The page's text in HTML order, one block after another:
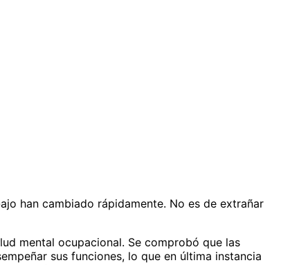
han cambiado rápidamente. No es de extrañar
mental ocupacional. Se comprobó que las
sus funciones, lo que en última instancia